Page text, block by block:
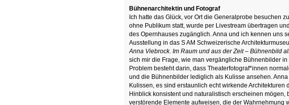
Bühnenarchitektin und Fotograf
Ich hatte das Glück, vor Ort die Generalprobe besuchen
ohne Publikum statt, wurde per Livestream übertragen
des Opernhauses zugänglich. Anna und ich kennen uns
Ausstellung in das S AM Schweizerische
Anna Viebrock. Im Raum und aus der Zeit – Bühnenbild
sich mir die Frage, wie man vergängliche Bühnenbilder
Problem besteht darin, dass Theaterfotograf*innen
und die Bühnenbilder lediglich als Kulisse ansehen.
Kulissen, es sind erstaunlich echt wirkende Architekturen
Hinblick konsistent und naturalistisch erscheinen
verstörende Elemente aufweisen, die der Wahrnehmung